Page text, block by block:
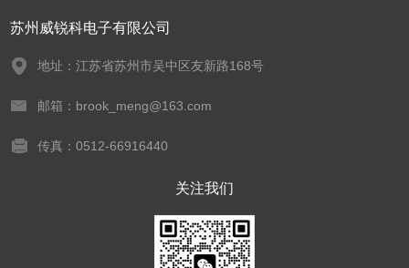
苏州威锐科电子有限公司
地址：江苏省苏州市吴中区友新路168号
邮箱：brook_meng@163.com
传真：0512-66916440
关注我们